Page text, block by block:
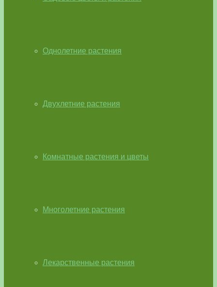
Однолетние растения
Двухлетние растения
Комнатные растения и цветы
Многолетние растения
Лекарственные растения